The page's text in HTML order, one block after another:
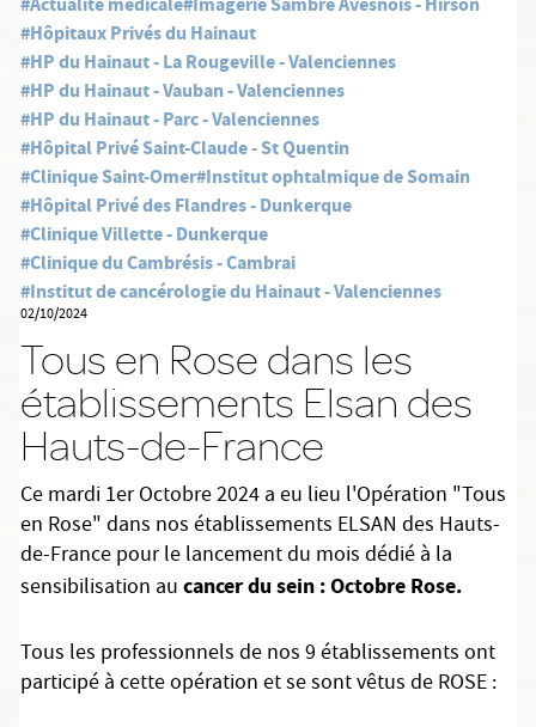
#Hôpitaux Privés du Hainaut
#HP du Hainaut - La Rougeville - Valenciennes
#HP du Hainaut - Vauban - Valenciennes
#HP du Hainaut - Parc - Valenciennes
#Hôpital Privé Saint-Claude - St Quentin
#Clinique Saint-Omer#Institut ophtalmique de Somain
#Hôpital Privé des Flandres - Dunkerque
#Clinique Villette - Dunkerque
#Clinique du Cambrésis - Cambrai
#Institut de cancérologie du Hainaut - Valenciennes
02/10/2024
Tous en Rose dans les
établissements Elsan des
Hauts-de-France
Ce mardi 1er Octobre 2024 a eu lieu l'Opération "Tous
en Rose" dans nos établissements ELSAN des Hauts-
de-France pour le lancement du mois dédié à la
sensibilisation au cancer du sein : Octobre Rose.
Tous les professionnels de nos 9 établissements ont
participé à cette opération et se sont vêtus de ROSE :